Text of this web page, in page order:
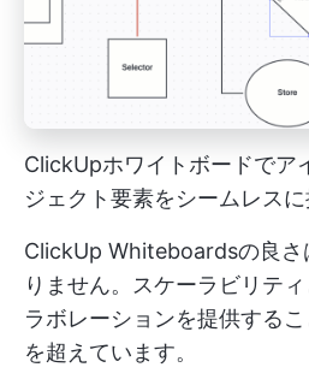
ClickUpホワイトボードでア
ジェクト要素をシームレスに
ClickUp Whiteboardsの良さ
りません。スケーラビリテ
ラボレーションを提供する
を超えています。